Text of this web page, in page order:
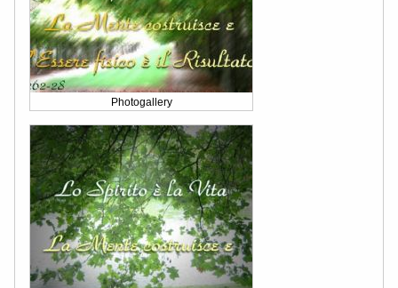
Photogallery